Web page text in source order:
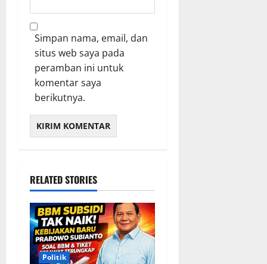
Simpan nama, email, dan
situs web saya pada
peramban ini untuk
komentar saya
berikutnya.
RELATED STORIES
Politik